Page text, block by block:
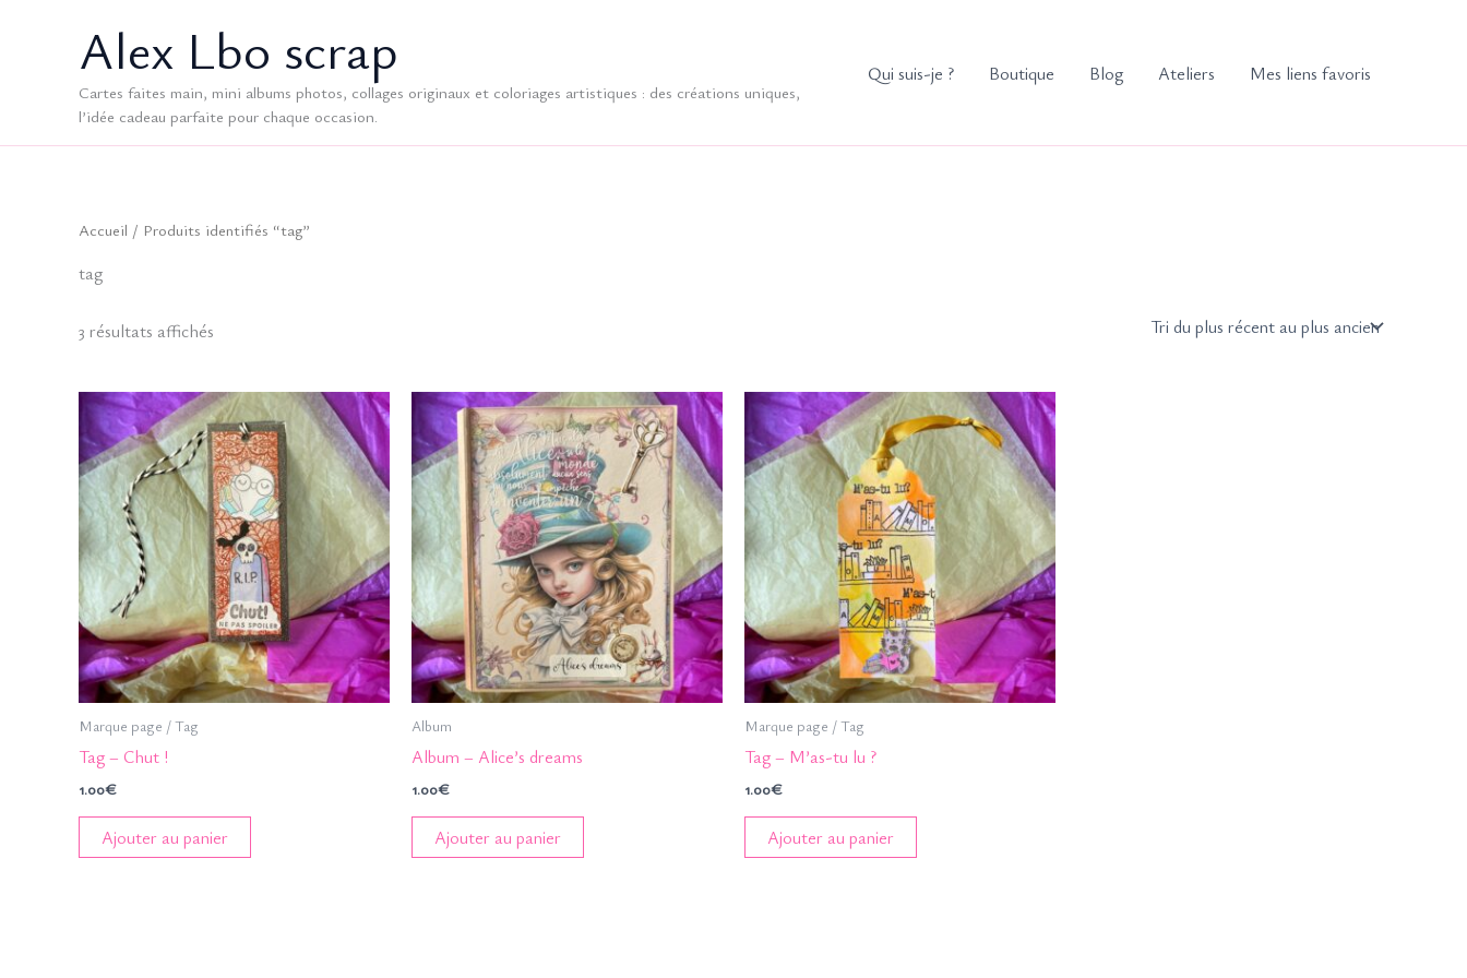
Alex Lbo scrap
Cartes faites main, mini albums photos, collages originaux et coloriages artistiques : des créations uniques,
l’idée cadeau parfaite pour chaque occasion.
Qui suis-je ? Boutique Blog Ateliers Mes liens favoris
Accueil / Produits identifiés “tag”
tag
3 résultats affichés
au
plus
ancien
Marque page / Tag
Tag – Chut !
1.00€
Ajouter au panier
Album
Album – Alice’s dreams
1.00€
Ajouter au panier
Marque page / Tag
Tag – M’as-tu lu ?
1.00€
Ajouter au panier